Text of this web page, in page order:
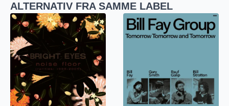
ALTERNATIV FRA SAMME LABEL